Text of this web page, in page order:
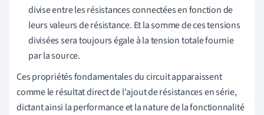
divise entre les résistances connectées en fonction de
leurs valeurs de résistance. Et la somme de ces tensions
divisées sera toujours égale à la tension totale fournie
par la source.
Ces propriétés fondamentales du circuit apparaissent
comme le résultat direct de l'ajout de résistances en série,
dictant ainsi la performance et la nature de la fonctionnalité